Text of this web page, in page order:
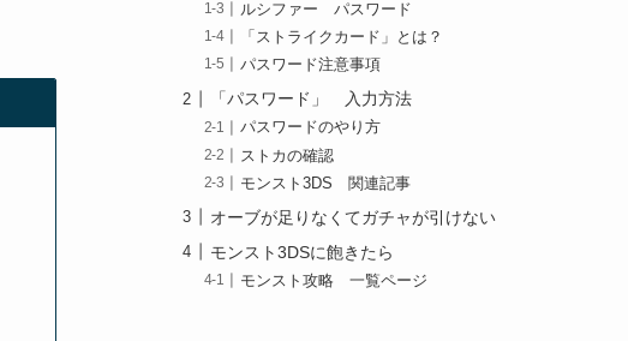
ルシファー パスワード
「ストライクカード」とは？
パスワード注意事項
「パスワード」 入力方法
パスワードのやり方
ストカの確認
モンスト3DS 関連記事
オーブが足りなくてガチャが引けない
モンスト3DSに飽きたら
モンスト攻略 一覧ページ